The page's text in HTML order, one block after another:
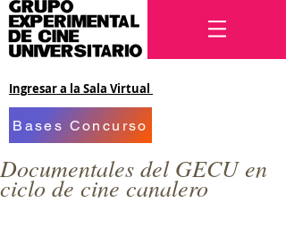
Ingresar a la Sala Virtual
Bases Concurso
Documentales del GECU en
ciclo de cine canalero